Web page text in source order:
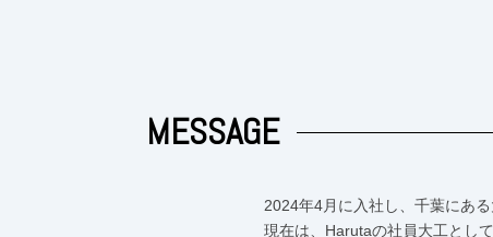
MESSAGE
2024年4月に入社し、千葉にあ
現在は、Harutaの社員大工とし